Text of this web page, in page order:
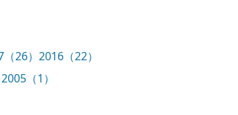
26） 2016（22）
2005（1）